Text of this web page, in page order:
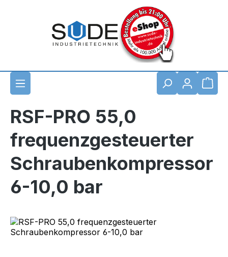
RSF-PRO 55,0
frequenzgesteuerter
Schraubenkompressor
6-10,0 bar
Bildergalerie überspringen